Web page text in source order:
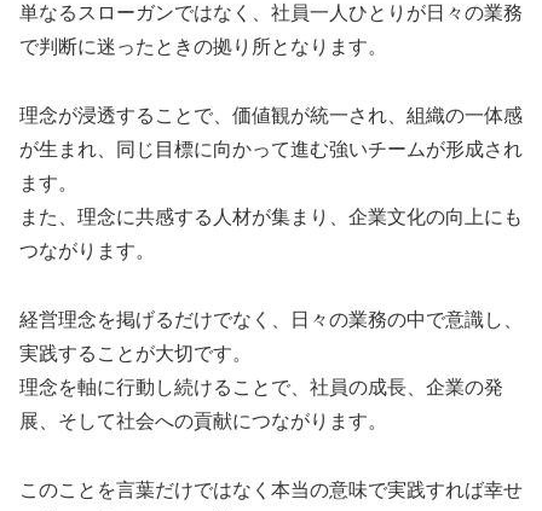
単なるスローガンではなく、社員一人ひとりが日々の業務
で判断に迷ったときの拠り所となります。
理念が浸透することで、価値観が統一され、組織の一体感
が生まれ、同じ目標に向かって進む強いチームが形成され
ます。
また、理念に共感する人材が集まり、企業文化の向上にも
つながります。
経営理念を掲げるだけでなく、日々の業務の中で意識し、
実践することが大切です。
理念を軸に行動し続けることで、社員の成長、企業の発
展、そして社会への貢献につながります。
このことを言葉だけではなく本当の意味で実践すれば幸せ